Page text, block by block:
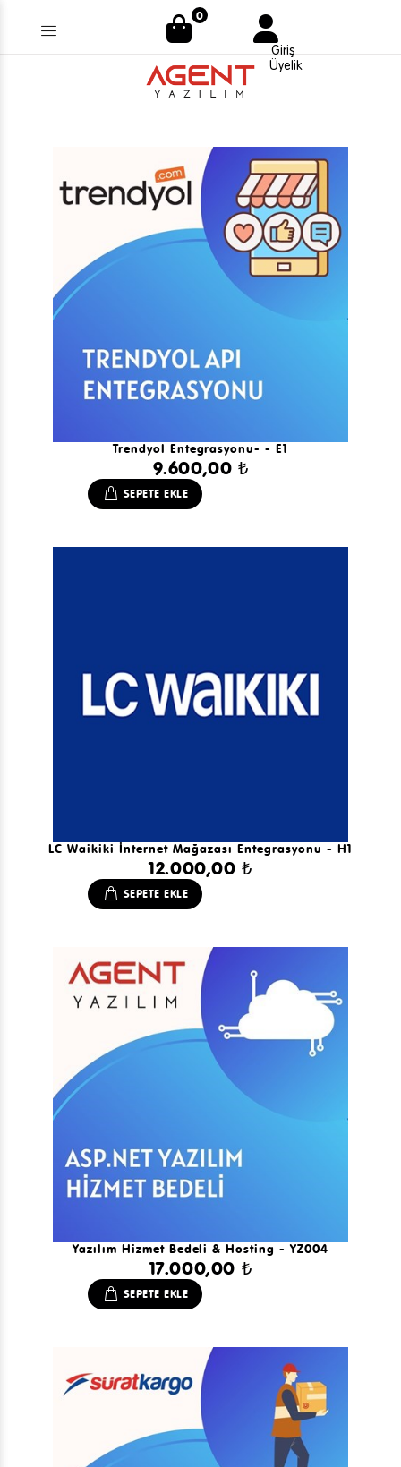
0
Giriş
Üyelik
Trendyol Entegrasyonu- - E1
9.600,00 ₺
SEPETE EKLE
LC Waikiki İnternet Mağazası Entegrasyonu - H1
12.000,00 ₺
SEPETE EKLE
Yazılım Hizmet Bedeli & Hosting - YZ004
17.000,00 ₺
SEPETE EKLE